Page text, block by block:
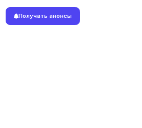
Получать анонсы